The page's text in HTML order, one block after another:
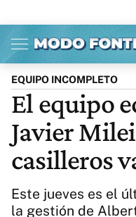
Inicio
Política
Ciencia
Cultura
Arte
Internacional
Clima
CARAS
Videos
Business
Exitoina
Actualidad
EQUIPO INCOMPLETO
El equipo
Javier
casilleros
Este jueves es el
la gestión de